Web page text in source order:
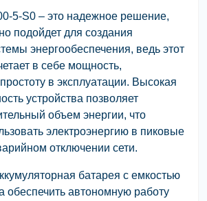
5-S0 – это надежное решение,
подойдет для создания
энергообеспечения, ведь этот
в себе мощность,
в эксплуатации. Высокая
устройства позволяет
объем энергии, что
электроэнергию в пиковые
отключении сети.
батарея с емкостью
обеспечить автономную работу